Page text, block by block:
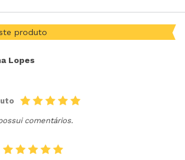
produto
Lopes
comentários.